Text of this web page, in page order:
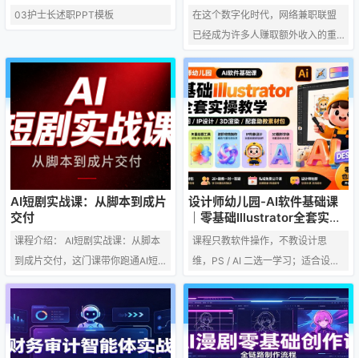
03护士长述职PPT模板
在这个数字化时代，网络兼职联盟
已经成为许多人赚取额外收入的重
安排的人提供了机会，无论是全职
工作之余的补充，还是作为主要收
入来源。以下是对网络兼职联盟的
一些深入探讨。 首先，网络兼职联
盟的概念是指那些通过互联网连接
起来的个体或小团队，他们共同参
与各种在线工作项目，以获取报
酬。这些项目可能包括数据录入、
内容创作、社交媒体管理、在线客
服、图形设计、编程等。联盟成员
AI短剧实战课：从脚本到成片
交付
课程介绍： AI短剧实战课：从脚本
到成片交付，这门课带你跑通AI短
解爆款逻辑，手把手教你用AI完成
文案创作、角色三视图、场景道具
设计师幼儿园-AI软件基础课
｜零基础Illustrator全套实
操，矢量绘图IP3D渲染配套助
教素材包
课程只教软件操作，不教设计思
维，PS / AI 二选一学习；适合设计
人，有基础人群不推荐报名。 一、
常见问答 Q：只教软件是什么软
件？ A：PS或者AI，2选1 Q：为什